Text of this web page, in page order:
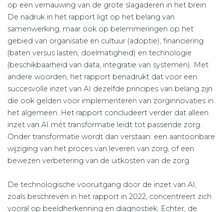
op een vernauwing van de grote slagaderen in het brein.
De nadruk in het rapport ligt op het belang van
samenwerking, maar ook op belemmeringen op het
gebied van organisatie en cultuur (adoptie), financiering
(baten versus lasten, doelmatigheid) en technologie
(beschikbaarheid van data, integratie van systemen). Met
andere woorden, het rapport benadrukt dat voor een
succesvolle inzet van AI dezelfde principes van belang zijn
die ook gelden voor implementeren van zorginnovaties in
het algemeen. Het rapport concludeert verder dat alleen
inzet van AI mét transformatie leidt tot passende zorg.
Onder transformatie wordt dan verstaan: een aantoonbare
wijziging van het proces van leveren van zorg, of een
bewezen verbetering van de uitkosten van de zorg.
De technologische vooruitgang door de inzet van AI,
zoals beschreven in het rapport in 2022, concentreert zich
vooral op beeldherkenning en diagnostiek. Echter, de